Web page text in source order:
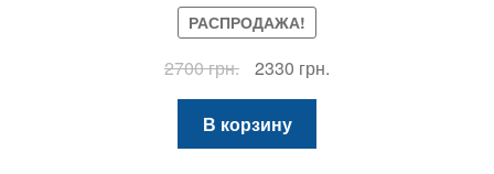
РАСПРОДАЖА!
2700грн.
Первоначальная
цена
составляла
2700 грн..
2330 грн.Текущая
В корзину